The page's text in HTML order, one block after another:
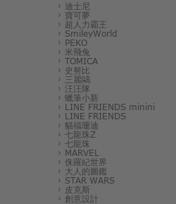
迪士尼
寶可夢
超人力霸王
SmileyWorld
PEKO
米飛兔
TOMICA
史努比
三麗鷗
汪汪隊
蠟筆小新
LINE FRIENDS minini
LINE FRIENDS
貓福珊迪
七龍珠Z
七龍珠
MARVEL
侏羅紀世界
大人的圖鑑
STAR WARS
皮克斯
創意設計